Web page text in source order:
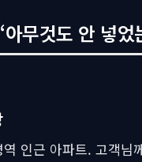
무것도 안 넣
인근 아파트. 고객님